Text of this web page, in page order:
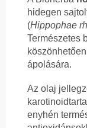
hidegen
(Hippophae
Természetes
ápolására.
Az olaj
enyhén